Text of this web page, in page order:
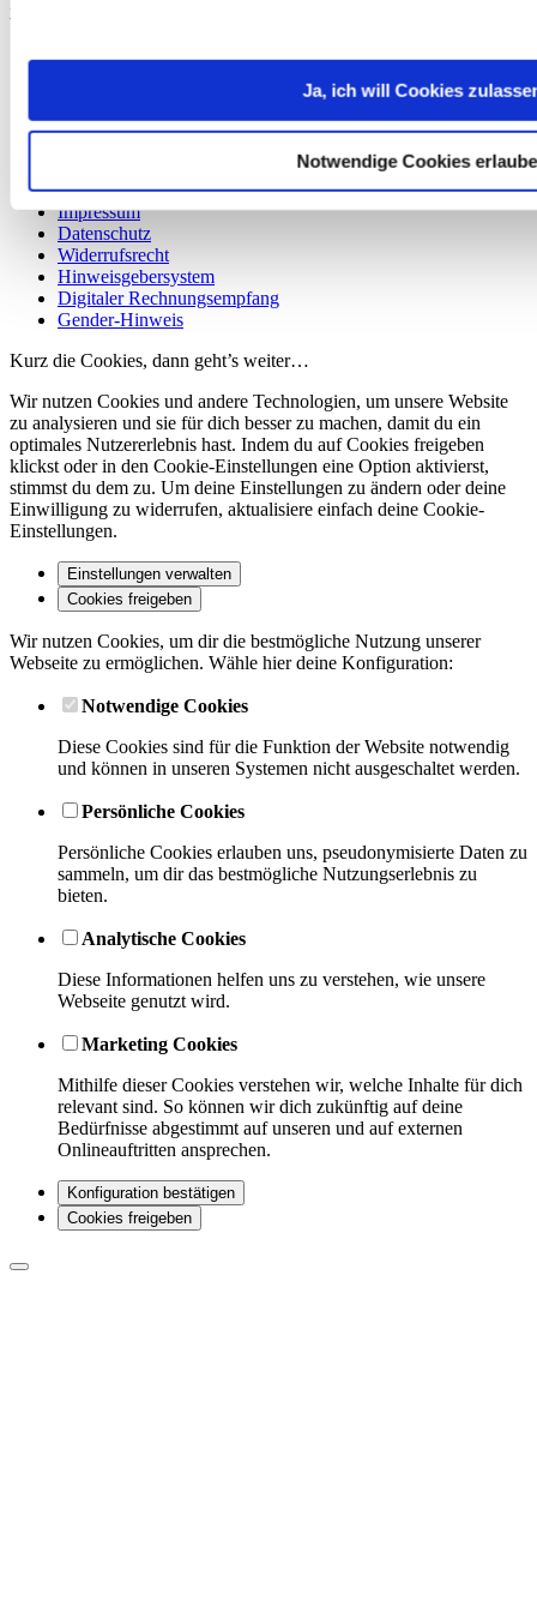
Ja, ich will Cookies
Notwendige Cookies
Wir sind für dich da
info@taxmaster.de
Impressum
Datenschutz
Widerrufsrecht
Hinweisgebersystem
Digitaler Rechnungsempfang
Gender-Hinweis
Kurz die Cookies, dann geht’s weiter…
Wir nutzen Cookies und andere Technologien, um unsere Website
zu analysieren und sie für dich besser zu machen, damit du ein
optimales Nutzererlebnis hast. Indem du auf Cookies freigeben
klickst oder in den Cookie-Einstellungen eine Option aktivierst,
stimmst du dem zu. Um deine Einstellungen zu ändern oder deine
Einwilligung zu widerrufen, aktualisiere einfach deine Cookie-
Einstellungen.
Einstellungen verwalten
Cookies freigeben
Wir nutzen Cookies, um dir die bestmögliche Nutzung unserer
Webseite zu ermöglichen. Wähle hier deine Konfiguration:
Notwendige Cookies
Diese Cookies sind für die Funktion der Website notwendig
und können in unseren Systemen nicht ausgeschaltet werden.
Persönliche Cookies
Persönliche Cookies erlauben uns, pseudonymisierte Daten zu
sammeln, um dir das bestmögliche Nutzungserlebnis zu
bieten.
Analytische Cookies
Diese Informationen helfen uns zu verstehen, wie unsere
Webseite genutzt wird.
Marketing Cookies
Mithilfe dieser Cookies verstehen wir, welche Inhalte für dich
relevant sind. So können wir dich zukünftig auf deine
Bedürfnisse abgestimmt auf unseren und auf externen
Onlineauftritten ansprechen.
Konfiguration bestätigen
Cookies freigeben